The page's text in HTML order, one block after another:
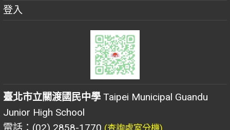
登入
臺北市立關渡國民中學 Taipei Municipal Guandu
Junior High School
(查詢處室分機)